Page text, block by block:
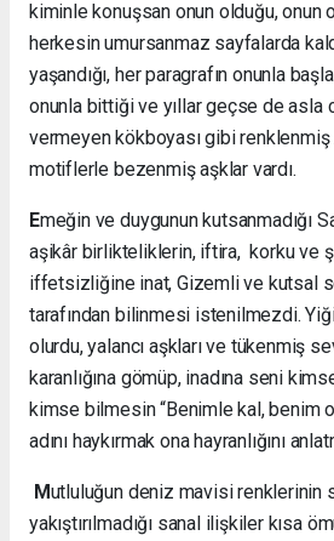
kiminle konuşsan onun olduğu, onun
herkesin umursanmaz sayfalarda
yaşandığı, her paragrafın onunla
onunla bittiği ve yıllar geçse de asla
vermeyen kökboyası gibi
motiflerle bezenmiş aşklar vardı.
Emeğin ve duygunun kutsanmadığı
aşikâr birlikteliklerin, iftira, korku ve
iffetsizliğine inat, Gizemli ve kutsal
tarafından bilinmesi istenilmezdi.
olurdu, yalancı aşkları ve tükenmiş
karanlığına gömüp, inadına seni
kimse bilmesin “Benimle kal, benim
adını haykırmak ona hayranlığını
Mutluluğun deniz mavisi renklerinin
yakıştırılmadığı sanal ilişkiler kısa